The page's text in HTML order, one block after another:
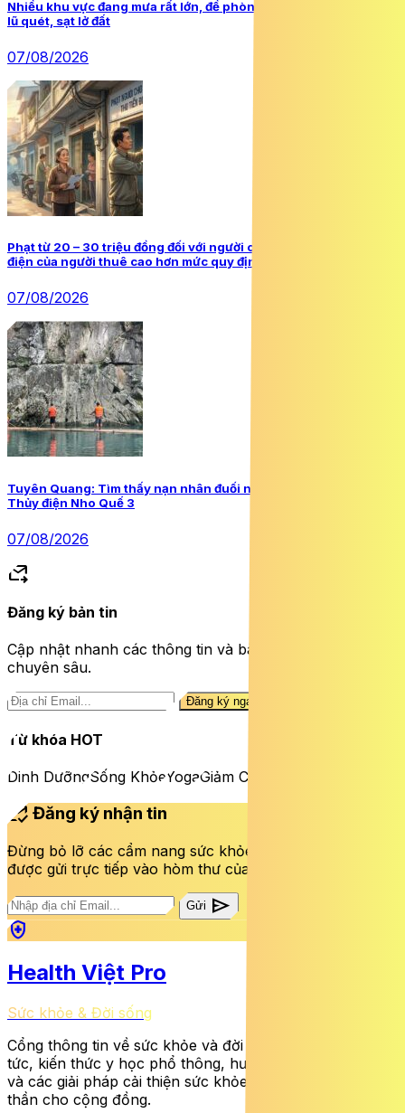
Nhiều khu vực đang mưa rất lớn, đề phòng dông lốc và thiên tai
lũ quét, sạt lở đất
07/08/2026
Phạt từ 20 – 30 triệu đồng đối với người cho thuê nhà thu tiền
điện của người thuê cao hơn mức quy định
07/08/2026
Tuyên Quang: Tìm thấy nạn nhân đuối nước còn lại tại chân
Thủy điện Nho Quế 3
07/08/2026
forward_to_inbox
Đăng ký bản tin
Cập nhật nhanh các thông tin và bài viết sức khỏe
chuyên sâu.
Đăng ký ngay
Từ khóa HOT
Dinh DưỡngSống KhỏeYogaGiảm Cân
mark_email_read Đăng ký nhận tin
Đừng bỏ lỡ các cẩm nang sức khỏe và bài viết mới nhất
được gửi trực tiếp vào hòm thư của bạn mỗi tuần.
Gửi send
health_and_safety
Health Việt Pro
Sức khỏe & Đời sống
Cổng thông tin về sức khỏe và đời sống cung cấp tin
tức, kiến thức y học phổ thông, hướng dẫn dinh dưỡng
và các giải pháp cải thiện sức khỏe thể chất lẫn tinh
thần cho cộng đồng.